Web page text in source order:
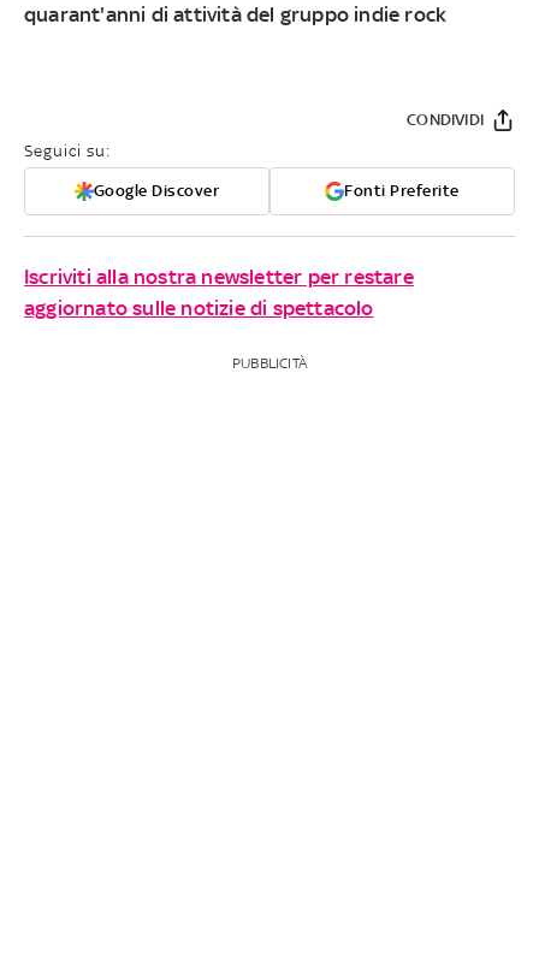
quarant'anni di attività del gruppo indie rock
Seguici su:
Google Discover Fonti Preferite
CONDIVIDI
Iscriviti alla nostra newsletter per restare
aggiornato sulle notizie di spettacolo
PUBBLICITÀ